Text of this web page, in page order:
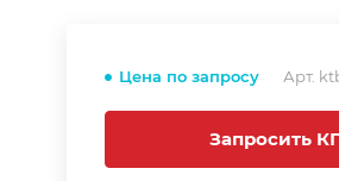
Цена по запросу Арт.
Запросить